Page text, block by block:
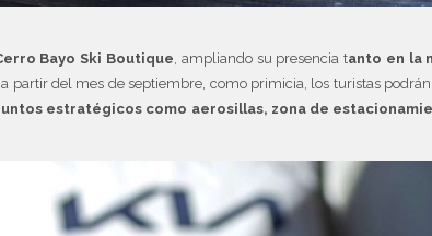
Bayo Ski Boutique , ampliando su presencia tanto en la
del mes de septiembre, como primicia, los turistas
estratégicos como aerosillas, zona de